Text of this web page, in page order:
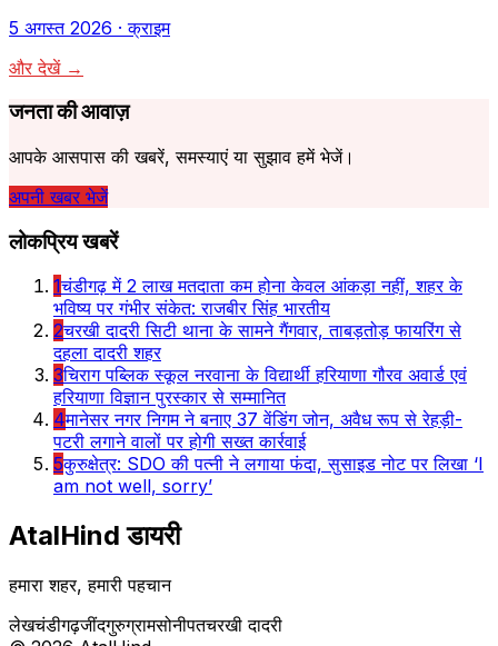
5 अगस्त 2026 · क्राइम
और देखें →
जनता की आवाज़
आपके आसपास की खबरें, समस्याएं या सुझाव हमें भेजें।
अपनी खबर भेजें
लोकप्रिय खबरें
1चंडीगढ़ में 2 लाख मतदाता कम होना केवल आंकड़ा नहीं, शहर के
भविष्य पर गंभीर संकेत: राजबीर सिंह भारतीय
2चरखी दादरी सिटी थाना के सामने गैंगवार, ताबड़तोड़ फायरिंग से
दहला दादरी शहर
3चिराग पब्लिक स्कूल नरवाना के विद्यार्थी हरियाणा गौरव अवार्ड एवं
हरियाणा विज्ञान पुरस्कार से सम्मानित
4मानेसर नगर निगम ने बनाए 37 वेंडिंग जोन, अवैध रूप से रेहड़ी-
पटरी लगाने वालों पर होगी सख्त कार्रवाई
5कुरुक्षेत्र: SDO की पत्नी ने लगाया फंदा, सुसाइड नोट पर लिखा ‘I
am not well, sorry’
AtalHind डायरी
हमारा शहर, हमारी पहचान
लेखचंडीगढ़जींदगुरुग्रामसोनीपतचरखी दादरी